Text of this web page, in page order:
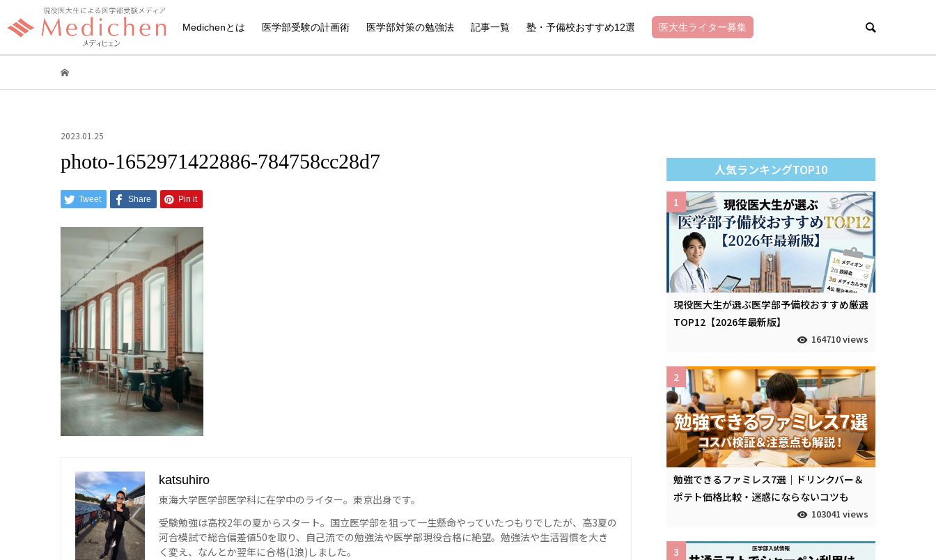
Medichenとは 医学部受験の計画術 医学部対策の勉強法 記事一覧 塾・予備校おすすめ12選 医大生ライター募集
2023.01.25
photo-1652971422886-784758cc28d7
Tweet Share Pin it
katsuhiro
東海大学医学部医学科に在学中のライター。東京出身です。
受験勉強は高校2年の夏からスタート。国立医学部を狙って一生懸命やっていたつもりでしたが、高3夏の
河合模試で総合偏差値50を取り、自己流での勉強法や医学部現役合格に絶望。勉強法や生活習慣を大き
く変え、なんとか翌年に合格(1浪) しました。
人気ランキングTOP10
現役医大生が選ぶ医学部予備校おすすめ厳選
TOP12【2026年最新版】
164710 views
1
勉強できるファミレス7選｜ドリンクバー＆
ポテト価格比較・迷惑にならないコツも
103041 views
2
3